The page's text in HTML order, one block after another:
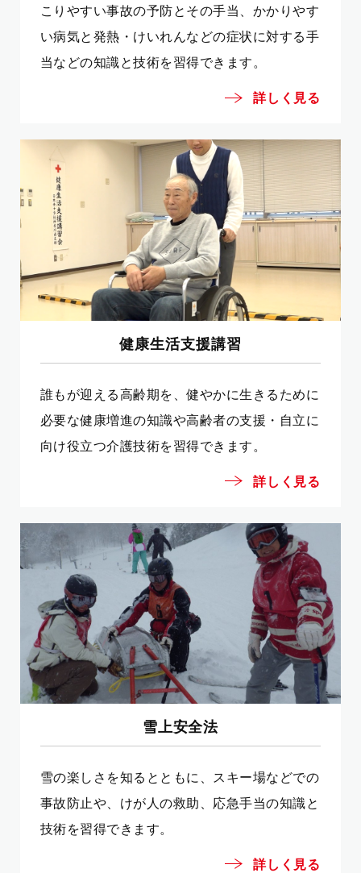
こりやすい事故の予防とその手当、かかりやす
い病気と発熱・けいれんなどの症状に対する手
当などの知識と技術を習得できます。
詳しく見る
健康生活支援講習
誰もが迎える高齢期を、健やかに生きるために
必要な健康増進の知識や高齢者の支援・自立に
向け役立つ介護技術を習得できます。
詳しく見る
雪上安全法
雪の楽しさを知るとともに、スキー場などでの
事故防止や、けが人の救助、応急手当の知識と
技術を習得できます。
詳しく見る